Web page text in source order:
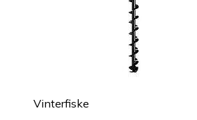
Vinterfiske